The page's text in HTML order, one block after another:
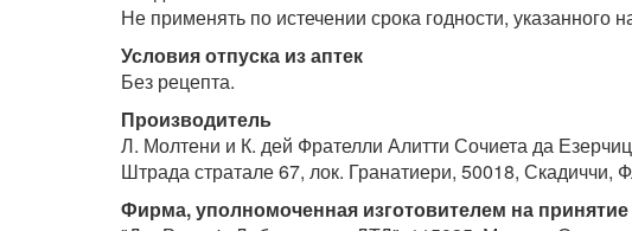
Не применять по истечении срока годности, указанного
Условия отпуска из аптек
Без рецепта.
Производитель
Л. Молтени и К. дей Фрателли Алитти Сочиета да
Штрада стратале 67, лок. Гранатиери, 50018, Скадиччи,
Фирма, уполномоченная изготовителем на принятие